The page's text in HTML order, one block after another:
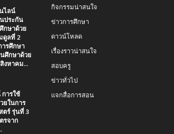
ไลน์
ประกัน
กษาด้วย
ดูลที่ 2
รศึกษา
ศึกษาด้วย
งหาคม...
ารใช้
ยในการ
ตร์ รุ่นที่ 3
รจาก
กิจกรรมน่าสนใจ
ข่าวการศึกษา
ดาวน์โหลด
เรื่องราวน่าสนใจ
สอบครู
ข่าวทั่วไป
แจกสื่อการสอน